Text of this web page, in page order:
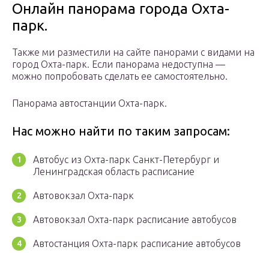
Онлайн панорама города Охта-
парк.
Также ми разместили на сайте панорами с видами на
город Охта-парк. Если панорама недоступна —
можно попробовать сделать ее самостоятельно.
Панорама автостанции Охта-парк.
Нас можно найти по таким запросам:
Автобус из Охта-парк Санкт-Петербург и
Ленинградская область расписание
Автовокзал Охта-парк
Автовокзал Охта-парк расписание автобусов
Автостанция Охта-парк расписание автобусов